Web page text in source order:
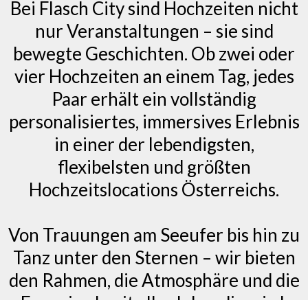
Bei Flasch City sind Hochzeiten nicht
nur Veranstaltungen – sie sind
bewegte Geschichten. Ob zwei oder
vier Hochzeiten an einem Tag, jedes
Paar erhält ein vollständig
personalisiertes, immersives Erlebnis
in einer der lebendigsten,
flexibelsten und größten
Hochzeitslocations Österreichs.
Von Trauungen am Seeufer bis hin zu
Tanz unter den Sternen – wir bieten
den Rahmen, die Atmosphäre und die